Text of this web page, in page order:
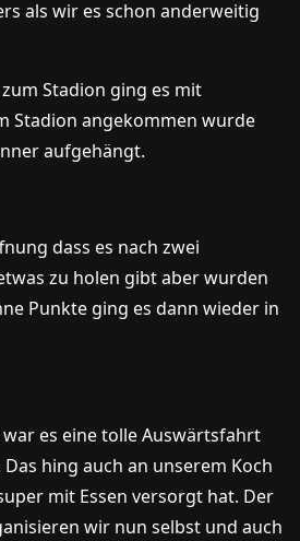
als wir es schon anderweitig
Stadion ging es mit
Stadion angekommen wurde
aufgehängt.
dass es nach zwei
zu holen gibt aber wurden
Punkte ging es dann wieder in
es eine tolle Auswärtsfahrt
hing auch an unserem Koch
mit Essen versorgt hat. Der
wir nun selbst und auch